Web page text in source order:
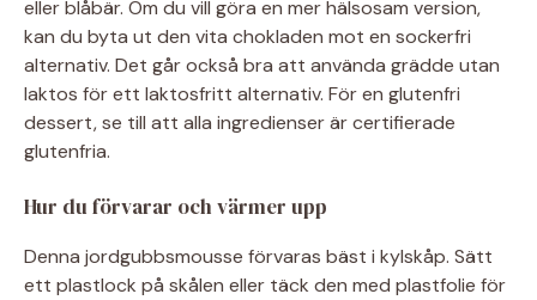
eller blåbär. Om du vill göra en mer hälsosam version,
kan du byta ut den vita chokladen mot en sockerfri
alternativ. Det går också bra att använda grädde utan
laktos för ett laktosfritt alternativ. För en glutenfri
dessert, se till att alla ingredienser är certifierade
glutenfria.
Hur du förvarar och värmer upp
Denna jordgubbsmousse förvaras bäst i kylskåp. Sätt
ett plastlock på skålen eller täck den med plastfolie för